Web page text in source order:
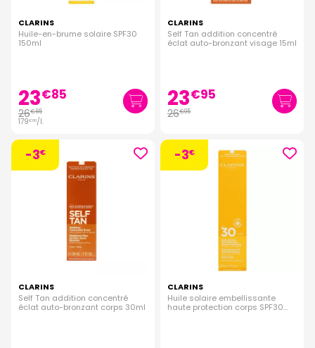
CLARINS
Huile-en-brume solaire SPF30
150ml
23€85
26€85
179€00/l.
CLARINS
Self Tan addition concentré
éclat auto-bronzant visage 15ml
23€95
26€95
-3€
CLARINS
Self Tan addition concentré
éclat auto-bronzant corps 30ml
-3€
CLARINS
Huile solaire embellissante
haute protection corps SPF30